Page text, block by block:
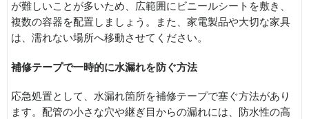
が難しいことが多いため、広範囲にビニールシートを敷き、
複数の容器を配置しましょう。また、家電製品や大切な家具
は、濡れない場所へ移動させてください。
補修テープで一時的に水漏れを防ぐ方法
応急処置として、水漏れ箇所を補修テープで塞ぐ方法があり
ます。配管の小さな穴や継ぎ目からの漏れには、防水性の高